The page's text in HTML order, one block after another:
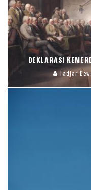
DEKLARASI
Fadjar